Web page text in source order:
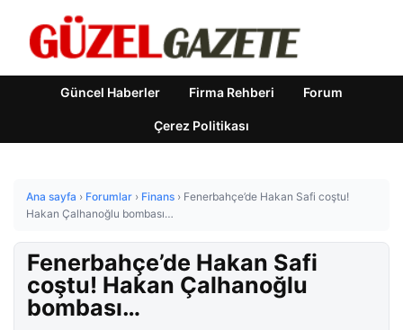
Güncel Haberler Firma Rehberi Forum
Çerez Politikası
Ana sayfa › Forumlar › Finans › Fenerbahçe’de Hakan Safi coştu!
Hakan Çalhanoğlu bombası…
Fenerbahçe’de Hakan Safi
coştu! Hakan Çalhanoğlu
bombası…